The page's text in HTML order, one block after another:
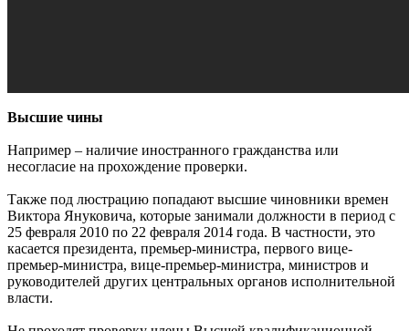
Высшие чины
Например – наличие иностранного гражданства или
несогласие на прохождение проверки.
Также под люстрацию попадают высшие чиновники времен
Виктора Януковича, которые занимали должности в период с
25 февраля 2010 по 22 февраля 2014 года. В частности, это
касается президента, премьер-министра, первого вице-
премьер-министра, вице-премьер-министра, министров и
руководителей других центральных органов исполнительной
власти.